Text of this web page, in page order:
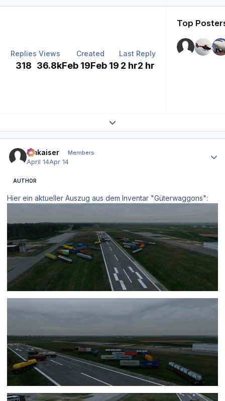
Replies
318
Views
36.8k
Created
Feb 19Feb 19
Last Reply
2 hr2 hr
Top
Expand topic overview
hmkaiser Members
April 14Apr 14
AUTHOR
Hier ein aktueller Auszug aus dem Inventar "Güterwaggons":